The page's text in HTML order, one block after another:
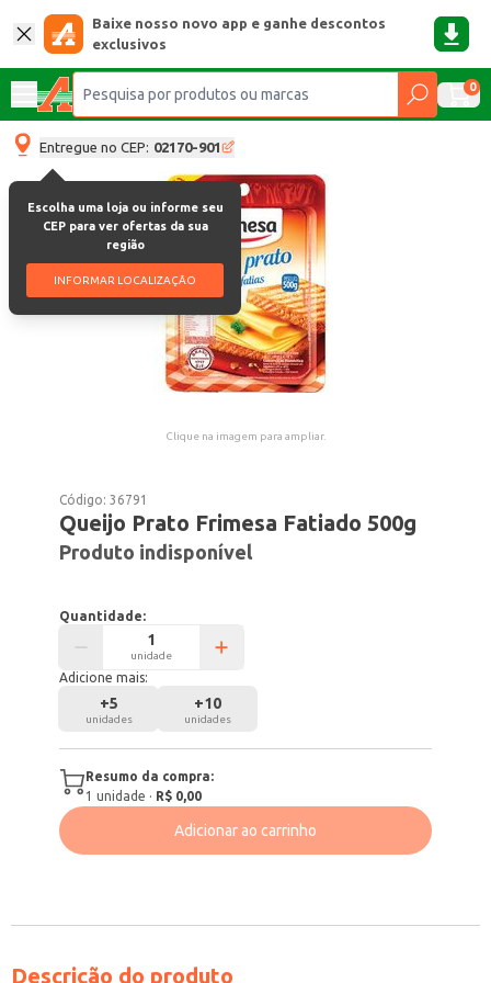
Baixe nosso novo app e ganhe descontos
exclusivos
0
Entregue no CEP: 02170-901
Escolha uma loja ou informe seu
CEP para ver ofertas da sua
região
INFORMAR LOCALIZAÇÃO
Clique na imagem para ampliar.
Código:36791
Queijo Prato Frimesa Fatiado 500g
Produto indisponível
Quantidade:
unidade
Adicione mais:
+5
unidades
+10
unidades
Resumo da compra:
1 unidade · R$ 0,00
Adicionar ao carrinho
Descrição do produto